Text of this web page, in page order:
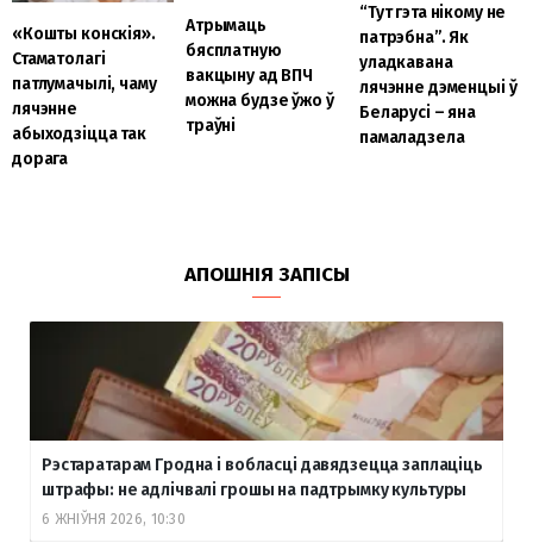
«Кошты конскія».
Стаматолагі
патлумачылі, чаму
лячэнне
абыходзіцца так
дорага
Атрымаць
бясплатную
вакцыну ад ВПЧ
можна будзе ўжо ў
траўні
“Тут гэта нікому не
патрэбна”. Як
уладкавана
лячэнне дэменцыі ў
Беларусі – яна
памаладзела
АПОШНІЯ ЗАПІСЫ
Рэстаратарам Гродна і вобласці давядзецца заплаціць
штрафы: не адлічвалі грошы на падтрымку культуры
6 ЖНІЎНЯ 2026, 10:30